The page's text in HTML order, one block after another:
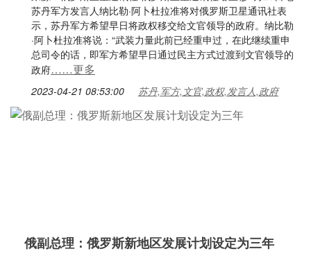
苏丹军方发言人纳比勒·阿卜杜拉准将对俄罗斯卫星通讯社表
示，苏丹军方希望早日将政权移交给文官领导的政府。纳比勒
·阿卜杜拉准将说：“武装力量此前已经重申过，在此继续重申
总司令的话，即军方希望早日通过民主方式过渡到文官领导的
政府……更多
2023-04-21 08:53:00 苏丹,军方,文官,政权,发言人,政府
俄副总理：俄罗斯新地区发展计划设定为三年